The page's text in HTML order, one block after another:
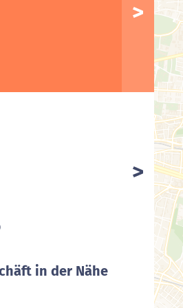
in der Nähe